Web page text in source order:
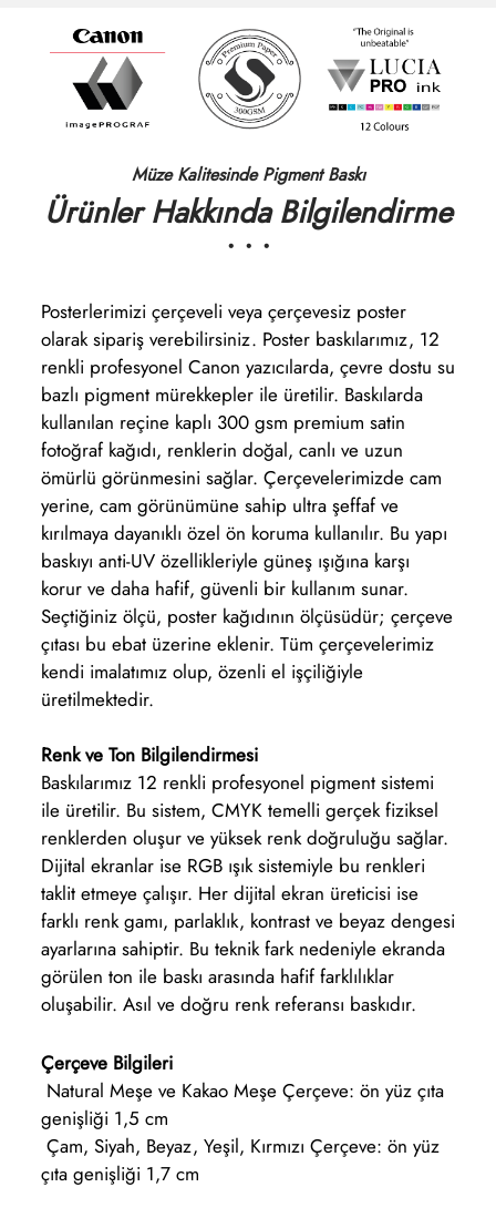
Müze Kalitesinde Pigment Baskı
Ürünler Hakkında Bilgilendirme
• • •
Posterlerimizi çerçeveli veya çerçevesiz poster
olarak sipariş verebilirsiniz. Poster baskılarımız, 12
renkli profesyonel Canon yazıcılarda, çevre dostu su
bazlı pigment mürekkepler ile üretilir. Baskılarda
kullanılan reçine kaplı 300 gsm premium satin
fotoğraf kağıdı, renklerin doğal, canlı ve uzun
ömürlü görünmesini sağlar. Çerçevelerimizde cam
yerine, cam görünümüne sahip ultra şeffaf ve
kırılmaya dayanıklı özel ön koruma kullanılır. Bu yapı
baskıyı anti-UV özellikleriyle güneş ışığına karşı
korur ve daha hafif, güvenli bir kullanım sunar.
Seçtiğiniz ölçü, poster kağıdının ölçüsüdür; çerçeve
çıtası bu ebat üzerine eklenir. Tüm çerçevelerimiz
kendi imalatımız olup, özenli el işçiliğiyle
üretilmektedir.
Renk ve Ton Bilgilendirmesi
Baskılarımız 12 renkli profesyonel pigment sistemi
ile üretilir. Bu sistem, CMYK temelli gerçek fiziksel
renklerden oluşur ve yüksek renk doğruluğu sağlar.
Dijital ekranlar ise RGB ışık sistemiyle bu renkleri
taklit etmeye çalışır. Her dijital ekran üreticisi ise
farklı renk gamı, parlaklık, kontrast ve beyaz dengesi
ayarlarına sahiptir. Bu teknik fark nedeniyle ekranda
görülen ton ile baskı arasında hafif farklılıklar
oluşabilir. Asıl ve doğru renk referansı baskıdır.
Çerçeve Bilgileri
Natural Meşe ve Kakao Meşe Çerçeve: ön yüz çıta
genişliği 1,5 cm
Çam, Siyah, Beyaz, Yeşil, Kırmızı Çerçeve: ön yüz
çıta genişliği 1,7 cm